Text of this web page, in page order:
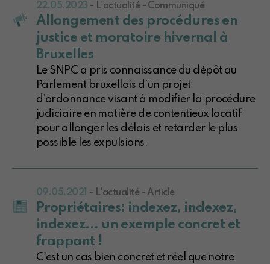
22.05.2023 - L'actualité - Communiqué
Allongement des procédures en
justice et moratoire hivernal à
Bruxelles
Le SNPC a pris connaissance du dépôt au
Parlement bruxellois d’un projet
d’ordonnance visant à modifier la procédure
judiciaire en matière de contentieux locatif
pour allonger les délais et retarder le plus
possible les expulsions.
09.05.2021 - L'actualité - Article
Propriétaires: indexez, indexez,
indexez... un exemple concret et
frappant !
C'est un cas bien concret et réel que notre